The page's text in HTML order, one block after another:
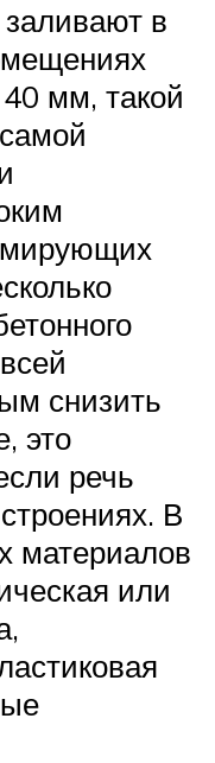
в
мм, такой
снизить
это
речь
В
материалов
или